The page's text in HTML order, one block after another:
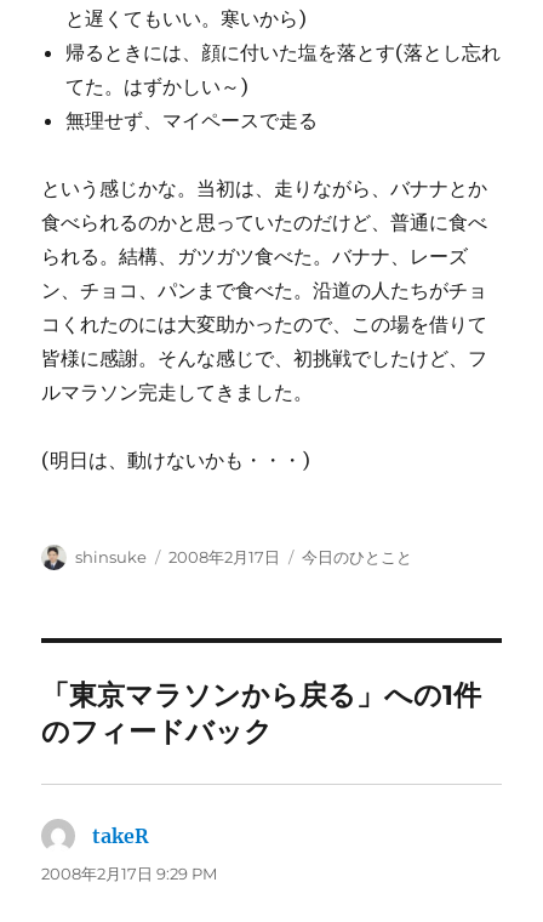
と遅くてもいい。寒いから)
帰るときには、顔に付いた塩を落とす(落とし忘れ
てた。はずかしい～)
無理せず、マイペースで走る
という感じかな。当初は、走りながら、バナナとか
食べられるのかと思っていたのだけど、普通に食べ
られる。結構、ガツガツ食べた。バナナ、レーズ
ン、チョコ、パンまで食べた。沿道の人たちがチョ
コくれたのには大変助かったので、この場を借りて
皆様に感謝。そんな感じで、初挑戦でしたけど、フ
ルマラソン完走してきました。
(明日は、動けないかも・・・)
投
shinsuke
投
2008年2月17日
カ
今日のひとこと
「東京マラソンから戻る」への1件
のフィードバック
takeR
り:
2008年2月17日 9:29 PM